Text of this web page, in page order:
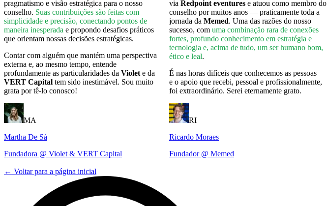
pragmatismo e visão estratégica para o nosso
conselho. Suas contribuições são feitas com
simplicidade e precisão, conectando pontos de
maneira inesperada e propondo desafios práticos
que orientam nossas decisões estratégicas.
Contar com alguém que mantém uma perspectiva
externa e, ao mesmo tempo, entende
profundamente as particularidades da Violet e da
VERT Capital tem sido inestimável. Sou muito
grata por tê-lo conosco!
MA
Martha De Sá
Fundadora @ Violet & VERT Capital
via Redpoint eventures e atuou como membro do
conselho por muitos anos — praticamente toda a
jornada da Memed. Uma das razões do nosso
sucesso, com uma combinação rara de conexões
fortes, profundo conhecimento em estratégia e
tecnologia e, acima de tudo, um ser humano bom,
ético e leal.
É nas horas difíceis que conhecemos as pessoas —
e o apoio que recebi, pessoal e profissionalmente,
foi extraordinário. Serei eternamente grato.
RI
Ricardo Moraes
Fundador @ Memed
← Voltar para a página inicial